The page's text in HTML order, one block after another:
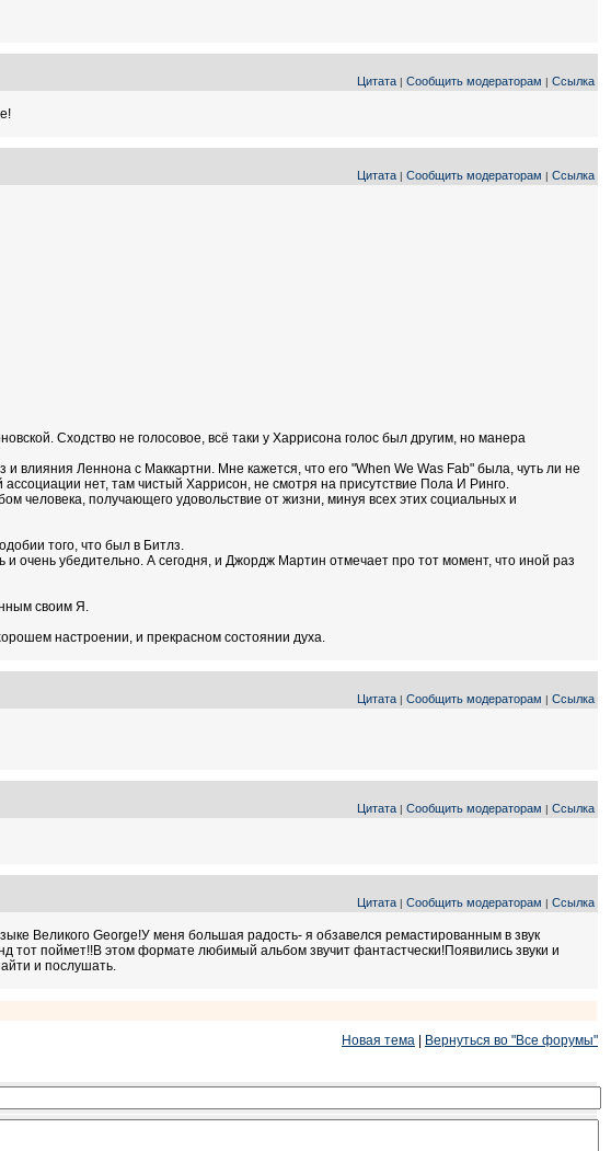
Цитата | Сообщить модераторам | Ссылка
Цитата | Сообщить модераторам | Ссылка
Сходство не голосовое, всё таки у Харрисона голос был другим, но манера
влияния Леннона с Маккартни. Мне кажется, что его "When We Was Fab" была, чуть ли не
нет, там чистый Харрисон, не смотря на присутствие Пола И Ринго.
человека, получающего удовольствие от жизни, минуя всех этих социальных и
того, что был в Битлз.
очень убедительно. А сегодня, и Джордж Мартин отмечает про тот момент, что иной раз
своим Я.
настроении, и прекрасном состоянии духа.
Цитата | Сообщить модераторам | Ссылка
Цитата | Сообщить модераторам | Ссылка
Цитата | Сообщить модераторам | Ссылка
Великого George!У меня большая радость- я обзавелся ремастированным в звук
поймет!!В этом формате любимый альбом звучит фантастчески!Появились звуки и
и послушать.
Новая тема Вернуться во "Все форумы"